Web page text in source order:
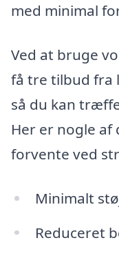
med minimal
Ved at bruge
få tre tilbud fra
så du kan
Her er nogle af
forvente ved
Minimalt
Reduceret